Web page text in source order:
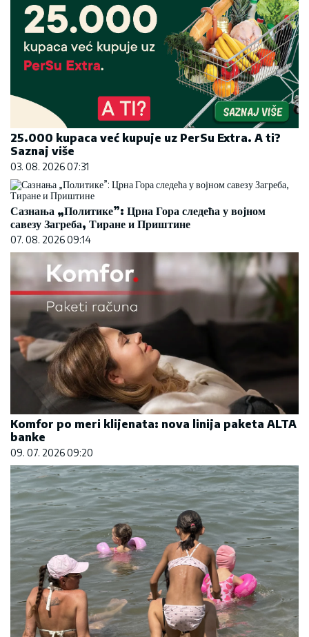
25.000 kupaca već kupuje uz PerSu Extra. A ti?
Saznaj više
03. 08. 2026 07:31
Сазнања „Политике”: Црна Гора следећа у војном
савезу Загреба, Тиране и Приштине
07. 08. 2026 09:14
Komfor po meri klijenata: nova linija paketa ALTA
banke
09. 07. 2026 09:20